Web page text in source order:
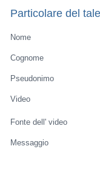
Particolare del
Nome
Cognome
Pseudonimo
Video
Fonte dell' video
Messaggio